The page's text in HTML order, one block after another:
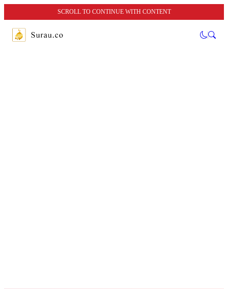
SCROLL TO CONTINUE WITH CONTENT